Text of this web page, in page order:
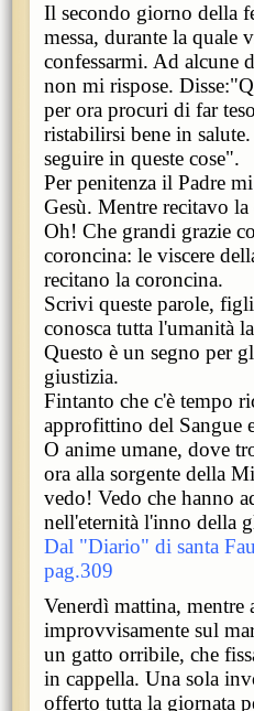
Il secondo giorno della
messa, durante la
confessarmi. Ad alcune
non mi rispose.
per ora procuri di far
ristabilirsi bene in
seguire in queste cose".
Per penitenza il Padre
Gesù. Mentre recitavo
Oh! Che grandi grazie
coroncina: le viscere
recitano la coroncina.
Scrivi queste parole,
conosca tutta l'umanità
Questo è un segno per
giustizia.
Fintanto che c'è tempo
approfittino del Sangue
O anime umane, dove
ora alla sorgente della
vedo! Vedo che hanno
nell'eternità l'inno della
Dal "Diario" di santa
pag.309
Venerdì mattina, mentre
improvvisamente sul
un gatto orribile, che
in cappella. Una sola
offerto tutta la giornata